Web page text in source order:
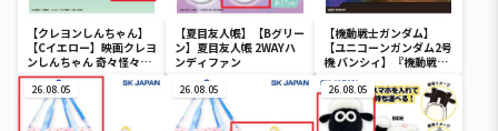
【クレヨンしんちゃん】
【Cイエロー】映画クレヨ
ンしんちゃん 奇々怪々！
オラの妖怪バケ～ション
フルカラータンブラー
【夏目友人帳】【Bグリー
ン】夏目友人帳 2WAYハ
ンディファン
【機動戦士ガンダム】
【ユニコーンガンダム2号
機 バンシィ】『機動戦士
ーライト-ユニコーンガン
ダム2号機 バンシィ（デ
ストロイモード）-
26.08.05 26.08.05 26.08.05